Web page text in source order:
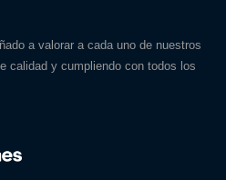
a valorar a cada uno de nuestros
calidad y cumpliendo con todos los